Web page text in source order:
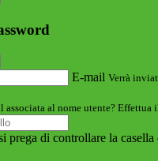
E-mail Verrà
associata al nome utente? Effettua
prega di controllare la casella